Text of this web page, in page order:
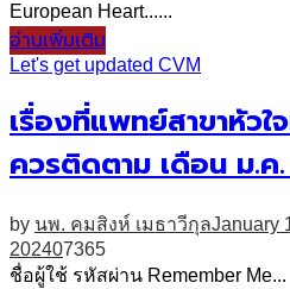
European Heart......
อ่านเพิ่มเติม
Let's get updated CVM
เรื่องที่แพทย์สาขาหัว
ควรติดตาม เดือน ม.ค
by นพ. คมสิงห์ เมธาวีกุลJanuary
202407365
ชื่อผู้ใช้ รหัสผ่าน Remember Me...